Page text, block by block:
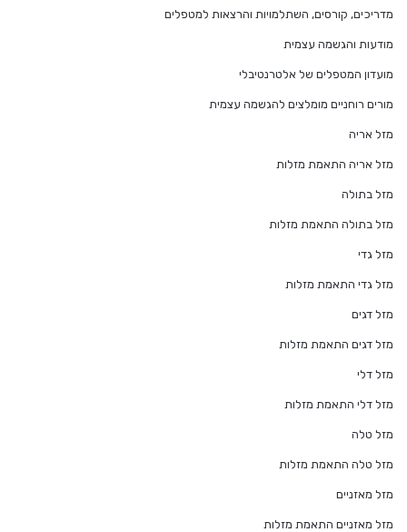
מדריכים, קורסים, השתלמויות והרצאות למטפלים
מודעות והגשמה עצמית
מועדון המטפלים של אלטרנטיבלי
מורים רוחניים מומלצים להגשמה עצמית
מזל אריה
מזל אריה התאמת מזלות
מזל בתולה
מזל בתולה התאמת מזלות
מזל גדי
מזל גדי התאמת מזלות
מזל דגים
מזל דגים התאמת מזלות
מזל דלי
מזל דלי התאמת מזלות
מזל טלה
מזל טלה התאמת מזלות
מזל מאזניים
מזל מאזניים התאמת מזלות